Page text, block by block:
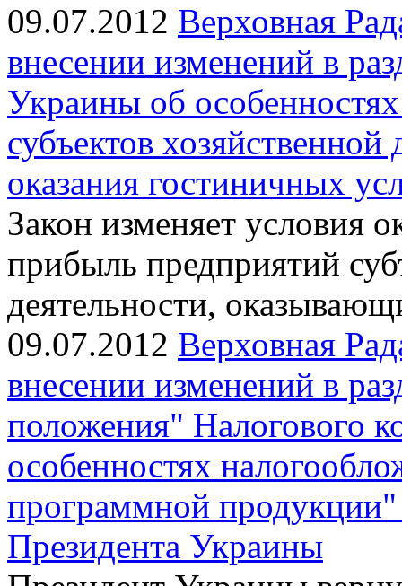
09.07.2012 Верховная
внесении изменений в
Украины об
субъектов
оказания гостиничных
Закон изменяет условия
прибыль предприятий
деятельности,
09.07.2012 Верховная
внесении изменений в
положения" Налогового
особенностях
программной
Президента Украины